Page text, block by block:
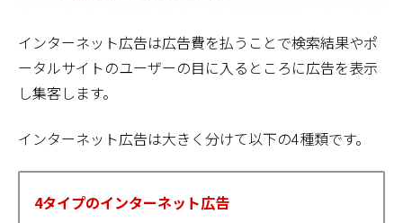
インターネット広告は広告費を払うことで検索結果やポ
ータルサイトのユーザーの目に入るところに広告を表示
し集客します。
インターネット広告は大きく分けて以下の4種類です。
4タイプのインターネット広告